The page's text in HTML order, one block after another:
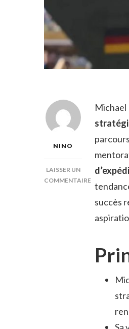
NINO
LAISSER UN
COMMENTAIRE
Michael
succès